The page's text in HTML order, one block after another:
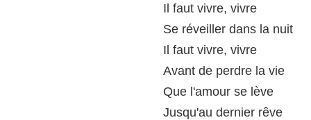
Il faut vivre, vivre
Se réveiller dans la nuit
Il faut vivre, vivre
Avant de perdre la vie
Que l'amour se lève
Jusqu'au dernier rêve